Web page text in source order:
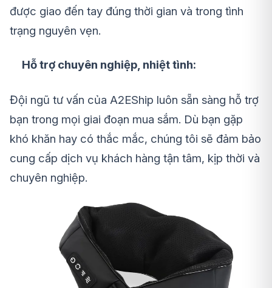
được giao đến tay đúng thời gian và trong tình
trạng nguyên vẹn.
Hỗ trợ chuyên nghiệp, nhiệt tình:
Đội ngũ tư vấn của A2EShip luôn sẵn sàng hỗ trợ
bạn trong mọi giai đoạn mua sắm. Dù bạn gặp
khó khăn hay có thắc mắc, chúng tôi sẽ đảm bảo
cung cấp dịch vụ khách hàng tận tâm, kịp thời và
chuyên nghiệp.